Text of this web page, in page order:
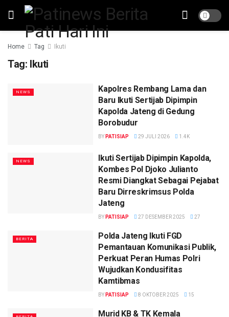
Home Tag Ikuti
Tag: Ikuti
NEWS
Kapolres Rembang Lama dan
Baru Ikuti Sertijab Dipimpin
Kapolda Jateng di Gedung
Borobudur
BY PATISIAP 29 JULI 2026 1.4K
NEWS
Ikuti Sertijab Dipimpin Kapolda,
Kombes Pol Djoko Julianto
Resmi Diangkat Sebagai Pejabat
Baru Dirreskrimsus Polda
Jateng
BY PATISIAP 27 DESEMBER 2025 27
BERITA
Polda Jateng Ikuti FGD
Pemantauan Komunikasi Publik,
Perkuat Peran Humas Polri
Wujudkan Kondusifitas
Kamtibmas
BY PATISIAP 8 OKTOBER 2025 15
Murid KB & TK Kemala